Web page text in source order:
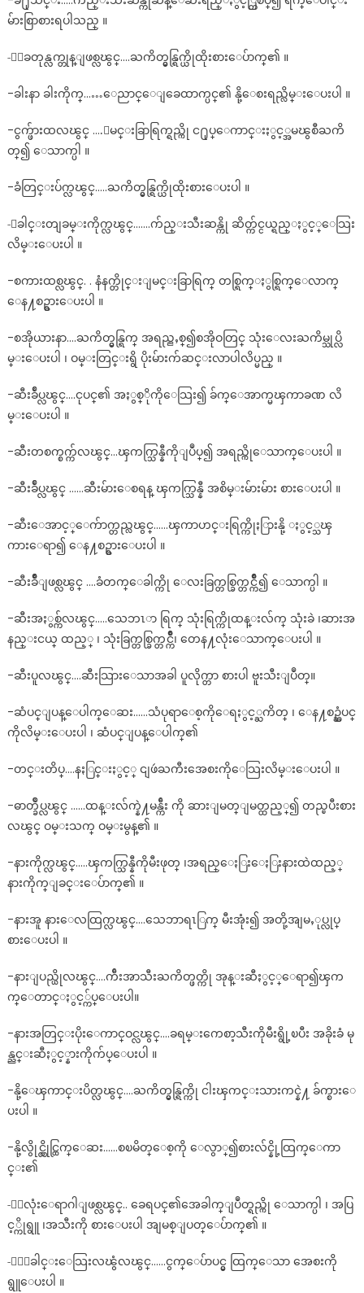
မ်ားစြာစားရပါသည္ ။
-ေျခတုန္လက္တုန္ျဖစ္လၽွင္….ႀကိတ္မွန္ရြက္ယိုထိုးစားေပ်ာက္၏ ။
-ခါးနာ ခါးကိုက္……ေညာင္ေျခေထာက္ပင္၏ နို့ေစးရည္လိမ္းေပးပါ ။
-ငွက္ဖ်ားထလၽွင္ ….ျမင္းခြာရြက္ရည္ကို င႐ုပ္ေကာင္းႏွင့္အမၽွစီႀကိ
တ္၍ ေသာက္ပါ ။
-ခံတြင္းပ်က္လၽွင္…..ႀကိတ္မွန္ရြက္ယိုထိုးစားေပးပါ ။
-ေခါင္းတျခမ္းကိုက္လၽွင္…….က်ည္းသီးဆန္ကို ဆိတ္က်င္ငယ္ရည္ႏွင့္ေသြး
လိမ္းေပးပါ ။
-စကားထစ္လၽွင္. . နံနက္တိုင္းျမင္းခြာရြက္ တစ္ရြက္ႏွစ္ရြက္ေလာက္
ေန႔စဥ္စားေပးပါ ။
-စအိုယားနာ….ႀကိတ္မွန္ရြက္ အရည္ညႇစ္၍စအိုဝတြင္ သုံးေလးႀကိမ္သုပ္လိ
မ္းေပးပါ ၊ ဝမ္းတြင္းရွိ ပိုးမ်ားက်ဆင္းလာပါလိပ္မည္ ။
-ဆီးခ်ဳပ္လၽွင္….ငုပင္၏ အႏွစ္ိုကိုေသြး၍ ခ်က္ေအာက္မၾကာခဏ လိ
မ္းေပးပါ ။
-ဆီးတစက္စက္က်လၽွင္…ၾကက္သြန္နီကိုျပဳပ္၍ အရည္ကိုေသာက္ေပးပါ ။
-ဆီးခ်ဳပ္လၽွင္ ……ဆီးမ်ားေစရန္ ၾကက္သြန္နီ အစိမ္းမ်ားမ်ား စားေပးပါ ။
-ဆီးေအာင့္ေက်ာက္တည္လၽွင္……ၾကာဟင္းရြက္ကိုႏြားနို့ ႏွင့္သၾ
ကားေရာ၍ ေန႔စဥ္စားေပးပါ ။
-ဆီးခ်ိဳျဖစ္လၽွင္ ….ခံတက္ေခါက္ကို ေလးခြက္တစ္ခြက္တင္က်ိဳ၍ ေသာက္ပါ ။
-ဆီးအႏွစ္က်လၽွင္…..သေဘၤာ ရြက္ သုံးရြက္ကိုထန္းလ်က္ သုံးခဲ ၊ဆားအ
နည္းငယ္ ထည့္ ၊ သုံးခြက္တစ္ခြက္တင္က်ိဳ၊ တေန႔လုံးေသာက္ေပးပါ ။
-ဆီးပူလၽွင္….ဆီးသြားေသာအခါ ပူလိုက္တာ စားပါ ဗူးသီးျပဳတ္။
-ဆံပင္ျပန္ေပါက္ေဆး……သံပုရာေစ့ကိုေရႏွင့္ႀကိတ္ ၊ ေန႔စဥ္ဆံပင္
ကိုလိမ္းေပးပါ ၊ ဆံပင္ျပန္ေပါက္၏
-တင္းတိပ္….နႏြင္းႏွင့္ ငျဖဴႀကီးအေစးကိုေသြးလိမ္းေပးပါ ။
-ဓာတ္ခ်ဳပ္လၽွင္ ……ထန္းလ်က္နဲ႔မန္က်ီး ကို ဆားျမတ္ျမတ္ထည့္၍ တည္ၿပီးစား
လၽွင္ ဝမ္းသက္ ဝမ္းမွန္၏ ။
-နားကိုက္လၽွင္…..ၾကက္သြန္နီကိုမီးဖုတ္ ၊အရည္ေႏြးေႏြးနားထဲထည့္
နားကိုက္ျခင္းေပ်ာက္၏ ။
-နားအူ နားေလထြက္လၽွင္….သေဘာရၤြက္ မီးအုံး၍ အတို့အျမႇုပ္လုပ္
စားေပးပါ ။
-နားျပည္ယိုလၽွင္….က်ီးအာသီးႀကိတ္ဖတ္ကို အုန္းဆီႏွင့္ေရာ၍ၾက
က္ေတာင္ႏွင့္က်ပ္ေပးပါ။
-နားအတြင္းပိုးေကာင္ဝင္လၽွင္….ခရမ္းကေစာ့သီးကိုမီးရွို့ၿပီး အခိုးခံ မု
န္ညင္းဆီႏွင့္နားကိုက်ပ္ေပးပါ ။
-နို့ေၾကာင္းပိတ္လၽွင္….ႀကိတ္မွန္ရြက္ကို ငါးၾကင္းသားကင္နဲ႔ ခ်က္စားေ
ပးပါ ။
-နို့လွိုင္လွိုင္ထြက္ေဆး……စၿမိတ္ေစ့ကို ေလွာ္၍စားလ်င္နို့ထြက္ေကာ
င္း၏
-ႏွလုံးေရာဂါျဖစ္လၽွင္.. ခေရပင္၏အေခါက္ျပဳတ္ရည္ကို ေသာက္ပါ ၊ အပြ
င့္ကိုရွူ ၊အသီးကို စားေပးပါ အျမစ္ျပတ္ေပ်ာက္၏ ။
-ႏွေခါင္းေသြးလၽွံလၽွင္……ငွက္ေပ်ာပင္မွ ထြက္ေသာ အေစးကို
ရွူေပးပါ ။